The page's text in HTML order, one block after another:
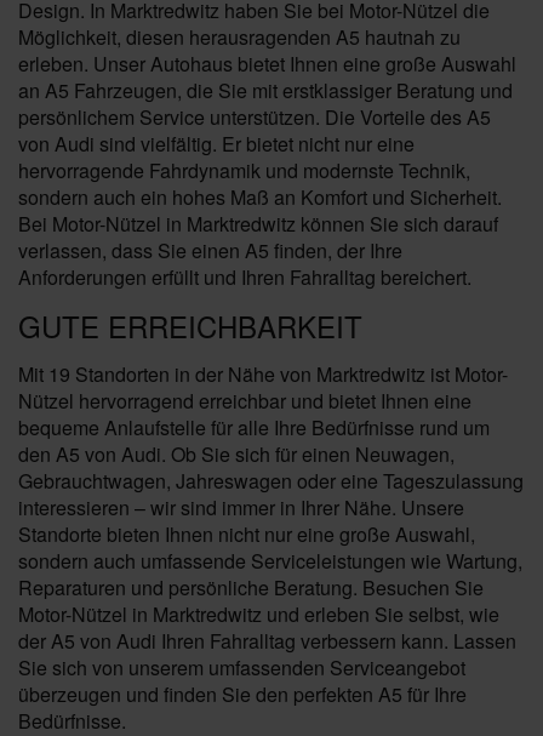
Design. In Marktredwitz haben Sie bei Motor-Nützel die
Möglichkeit, diesen herausragenden A5 hautnah zu
erleben. Unser Autohaus bietet Ihnen eine große Auswahl
an A5 Fahrzeugen, die Sie mit erstklassiger Beratung und
persönlichem Service unterstützen. Die Vorteile des A5
von Audi sind vielfältig. Er bietet nicht nur eine
hervorragende Fahrdynamik und modernste Technik,
sondern auch ein hohes Maß an Komfort und Sicherheit.
Bei Motor-Nützel in Marktredwitz können Sie sich darauf
verlassen, dass Sie einen A5 finden, der Ihre
Anforderungen erfüllt und Ihren Fahralltag bereichert.
GUTE ERREICHBARKEIT
Mit 19 Standorten in der Nähe von Marktredwitz ist Motor-
Nützel hervorragend erreichbar und bietet Ihnen eine
bequeme Anlaufstelle für alle Ihre Bedürfnisse rund um
den A5 von Audi. Ob Sie sich für einen Neuwagen,
Gebrauchtwagen, Jahreswagen oder eine Tageszulassung
interessieren – wir sind immer in Ihrer Nähe. Unsere
Standorte bieten Ihnen nicht nur eine große Auswahl,
sondern auch umfassende Serviceleistungen wie Wartung,
Reparaturen und persönliche Beratung. Besuchen Sie
Motor-Nützel in Marktredwitz und erleben Sie selbst, wie
der A5 von Audi Ihren Fahralltag verbessern kann. Lassen
Sie sich von unserem umfassenden Serviceangebot
überzeugen und finden Sie den perfekten A5 für Ihre
Bedürfnisse.